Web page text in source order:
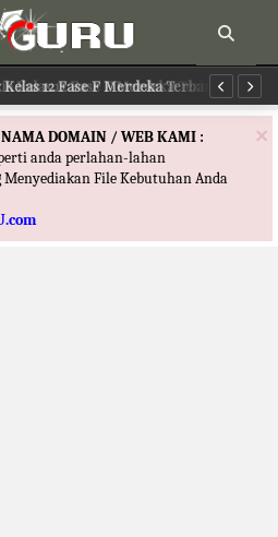
12 Fase F Merdeka Terbaru
×
DOMAIN / WEB KAMI :
anda perlahan-lahan
File Kebutuhan Anda